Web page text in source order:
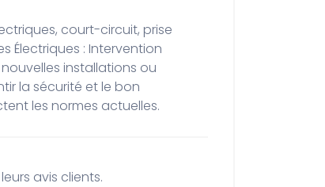
Électriques : Intervention
installations ou
la sécurité et le bon
les normes actuelles.
avis clients.